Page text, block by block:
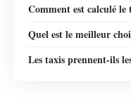
Comment est calculé
Quel est le meilleur
Les taxis prennent-ils